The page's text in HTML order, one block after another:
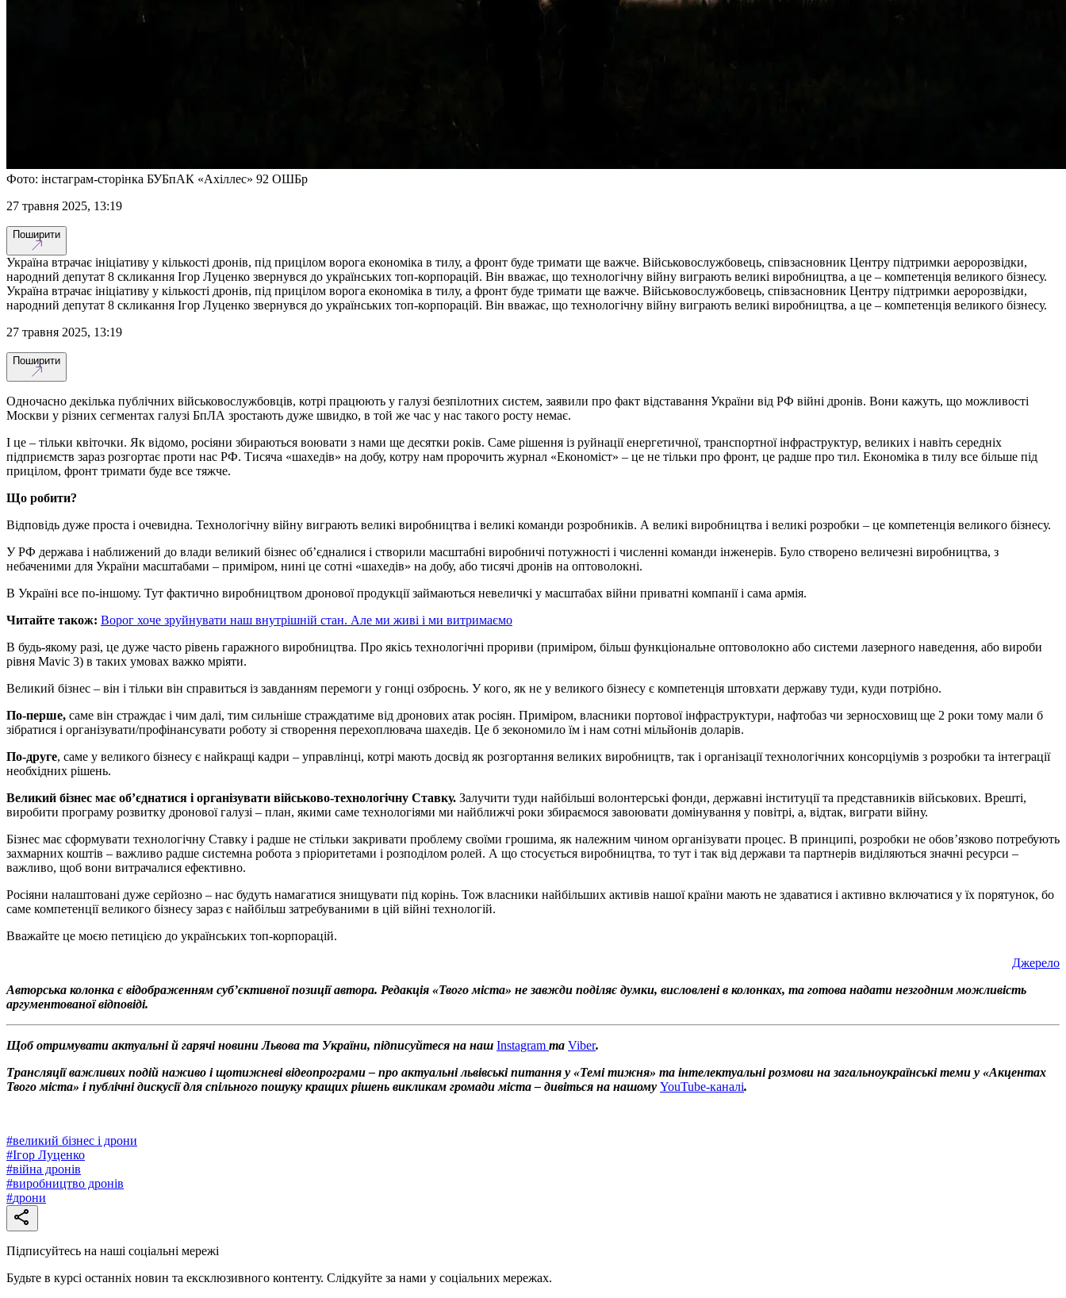
Фото: інстаграм-сторінка БУБпАК «Ахіллес» 92 ОШБр
27 травня 2025, 13:19
Поширити
Україна втрачає ініціативу у кількості дронів, під прицілом ворога економіка в тилу, а фронт буде тримати ще важче. Військовослужбовець, співзасновник Центру підтримки аеророзвідки,
народний депутат 8 скликання Ігор Луценко звернувся до українських топ-корпорацій. Він вважає, що технологічну війну виграють великі виробництва, а це – компетенція великого бізнесу.
Україна втрачає ініціативу у кількості дронів, під прицілом ворога економіка в тилу, а фронт буде тримати ще важче. Військовослужбовець, співзасновник Центру підтримки аеророзвідки,
народний депутат 8 скликання Ігор Луценко звернувся до українських топ-корпорацій. Він вважає, що технологічну війну виграють великі виробництва, а це – компетенція великого бізнесу.
27 травня 2025, 13:19
Поширити
Одночасно декілька публічних військовослужбовців, котрі працюють у галузі безпілотних систем, заявили про факт відставання України від РФ війні дронів. Вони кажуть, що можливості
Москви у різних сегментах галузі БпЛА зростають дуже швидко, в той же час у нас такого росту немає.
І це – тільки квіточки. Як відомо, росіяни збираються воювати з нами ще десятки років. Саме рішення із руйнації енергетичної, транспортної інфраструктур, великих і навіть середніх
підприємств зараз розгортає проти нас РФ. Тисяча «шахедів» на добу, котру нам пророчить журнал «Економіст» – це не тільки про фронт, це радше про тил. Економіка в тилу все більше під
прицілом, фронт тримати буде все тяжче.
Що робити?
Відповідь дуже проста і очевидна. Технологічну війну виграють великі виробництва і великі команди розробників. А великі виробництва і великі розробки – це компетенція великого бізнесу.
У РФ держава і наближений до влади великий бізнес об’єдналися і створили масштабні виробничі потужності і численні команди інженерів. Було створено величезні виробництва, з
небаченими для України масштабами – приміром, нині це сотні «шахедів» на добу, або тисячі дронів на оптоволокні.
В Україні все по-іншому. Тут фактично виробництвом дронової продукції займаються невеличкі у масштабах війни приватні компанії і сама армія.
Читайте також: Ворог хоче зруйнувати наш внутрішній стан. Але ми живі і ми витримаємо
В будь-якому разі, це дуже часто рівень гаражного виробництва. Про якісь технологічні прориви (приміром, більш функціональне оптоволокно або системи лазерного наведення, або вироби
рівня Mavic 3) в таких умовах важко мріяти.
Великий бізнес – він і тільки він справиться із завданням перемоги у гонці озброєнь. У кого, як не у великого бізнесу є компетенція штовхати державу туди, куди потрібно.
По-перше, саме він страждає і чим далі, тим сильніше страждатиме від дронових атак росіян. Приміром, власники портової інфраструктури, нафтобаз чи зерносховищ ще 2 роки тому мали б
зібратися і організувати/профінансувати роботу зі створення перехоплювача шахедів. Це б зекономило їм і нам сотні мільйонів доларів.
По-друге, саме у великого бізнесу є найкращі кадри – управлінці, котрі мають досвід як розгортання великих виробництв, так і організації технологічних консорціумів з розробки та інтеграції
необхідних рішень.
Великий бізнес має об’єднатися і організувати військово-технологічну Ставку. Залучити туди найбільші волонтерські фонди, державні інституції та представників військових. Врешті,
виробити програму розвитку дронової галузі – план, якими саме технологіями ми найближчі роки збираємося завоювати домінування у повітрі, а, відтак, виграти війну.
Бізнес має сформувати технологічну Ставку і радше не стільки закривати проблему своїми грошима, як належним чином організувати процес. В принципі, розробки не обов’язково потребують
захмарних коштів – важливо радше системна робота з пріоритетами і розподілом ролей. А що стосується виробництва, то тут і так від держави та партнерів виділяються значні ресурси –
важливо, щоб вони витрачалися ефективно.
Росіяни налаштовані дуже серйозно – нас будуть намагатися знищувати під корінь. Тож власники найбільших активів нашої країни мають не здаватися і активно включатися у їх порятунок, бо
саме компетенції великого бізнесу зараз є найбільш затребуваними в цій війні технологій.
Вважайте це моєю петицією до українських топ-корпорацій.
Джерело
Авторська колонка є відображенням суб’єктивної позиції автора. Редакція «Твого міста» не завжди поділяє думки, висловлені в колонках, та готова надати незгодним можливість
аргументованої відповіді.
Щоб отримувати актуальні й гарячі новини Львова та України, підписуйтеся на наш Instagram та Viber.
Трансляції важливих подій наживо і щотижневі відеопрограми – про актуальні львівські питання у «Темі тижня» та інтелектуальні розмови на загальноукраїнські теми у «Акцентах
Твого міста» і публічні дискусії для спільного пошуку кращих рішень викликам громади міста – дивіться на нашому YouTube-каналі.
#великий бізнес і дрони
#Ігор Луценко
#війна дронів
#виробництво дронів
#дрони
Підписуйтесь на наші соціальні мережі
Будьте в курсі останніх новин та ексклюзивного контенту. Слідкуйте за нами у соціальних мережах.